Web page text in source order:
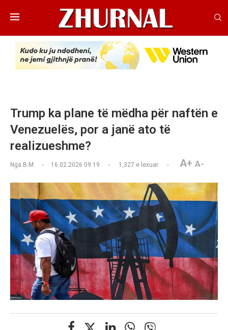
Trump ka plane të mëdha për naftën e
Venezuelës, por a janë ato të
realizueshme?
Nga B.M 16.02.2026 09:19 1,327 e lexuar A+ A-